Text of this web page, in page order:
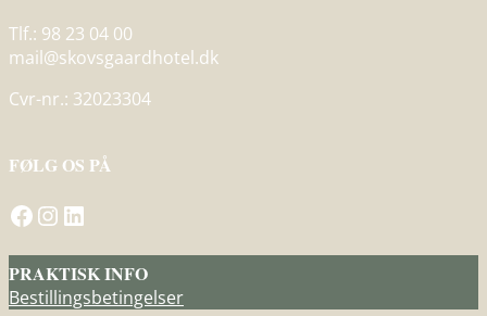
Tlf.: 98 23 04 00
mail@skovsgaardhotel.dk
Cvr-nr.: 32023304
FØLG OS PÅ
Gå til Skovsgård Hotel på Facebook Besøg Skovsgård Hotel på InstagramGå til Skovsgård Hotel på LinkedIn
PRAKTISK INFO
Bestillingsbetingelser